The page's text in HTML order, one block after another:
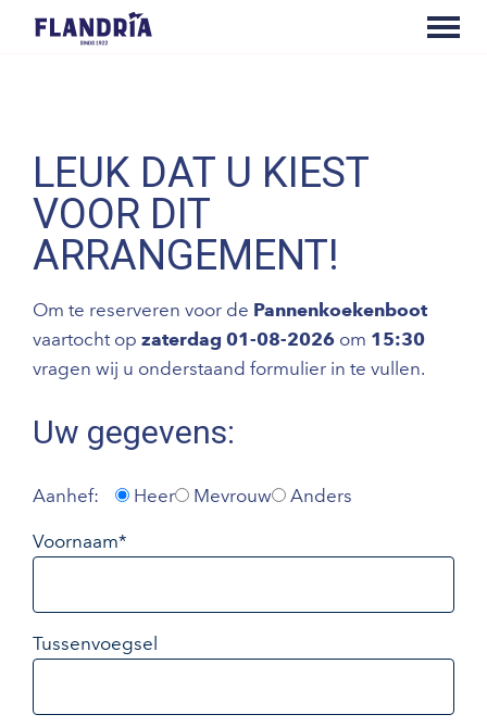
LEUK DAT U KIEST
VOOR DIT
ARRANGEMENT!
Om te reserveren voor de Pannenkoekenboot
vaartocht op zaterdag 01-08-2026 om 15:30
vragen wij u onderstaand formulier in te vullen.
Uw gegevens:
Aanhef: Heer Mevrouw Anders
Voornaam*
Tussenvoegsel